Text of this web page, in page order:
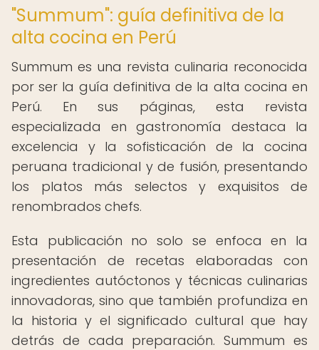
"Summum": guía definitiva de la
alta cocina en Perú
Summum es una revista culinaria reconocida
por ser la guía definitiva de la alta cocina en
Perú. En sus páginas, esta revista
especializada en gastronomía destaca la
excelencia y la sofisticación de la cocina
peruana tradicional y de fusión, presentando
los platos más selectos y exquisitos de
renombrados chefs.
Esta publicación no solo se enfoca en la
presentación de recetas elaboradas con
ingredientes autóctonos y técnicas culinarias
innovadoras, sino que también profundiza en
la historia y el significado cultural que hay
detrás de cada preparación. Summum es